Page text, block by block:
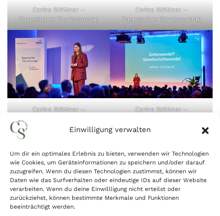
Einwilligung verwalten
Um dir ein optimales Erlebnis zu bieten, verwenden wir Technologien
wie Cookies, um Geräteinformationen zu speichern und/oder darauf
zuzugreifen. Wenn du diesen Technologien zustimmst, können wir
Daten wie das Surfverhalten oder eindeutige IDs auf dieser Website
verarbeiten. Wenn du deine Einwillligung nicht erteilst oder
zurückziehst, können bestimmte Merkmale und Funktionen
beeinträchtigt werden.
Carina Stöttner –
Bayerischer Tourismustag
Carina Stöttner –
Bayerischer Tourismustag
Carina Stöttner –
Bayerischer Tourismustag
Carina Stöttner –